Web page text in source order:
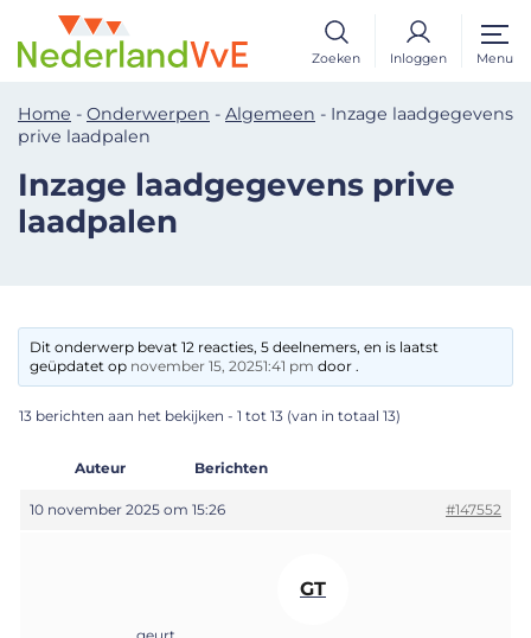
Zoeken Inloggen Menu
Home - Onderwerpen - Algemeen - Inzage laadgegevens
prive laadpalen
Inzage laadgegevens prive
laadpalen
Dit onderwerp bevat 12 reacties, 5 deelnemers, en is laatst
geüpdatet op november 15, 20251:41 pm door .
13 berichten aan het bekijken - 1 tot 13 (van in totaal 13)
Auteur Berichten
10 november 2025 om 15:26 #147552
GT